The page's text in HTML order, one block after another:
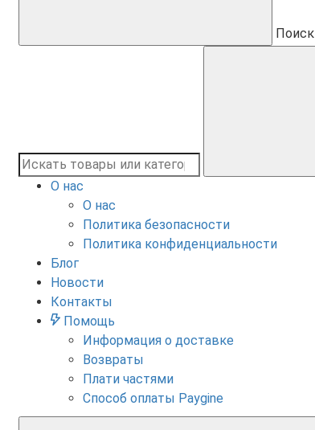
Поиск
О нас
О нас
Политика безопасности
Политика конфиденциальности
Блог
Новости
Контакты
Помощь
Информация о доставке
Возвраты
Плати частями
Способ оплаты Paygine